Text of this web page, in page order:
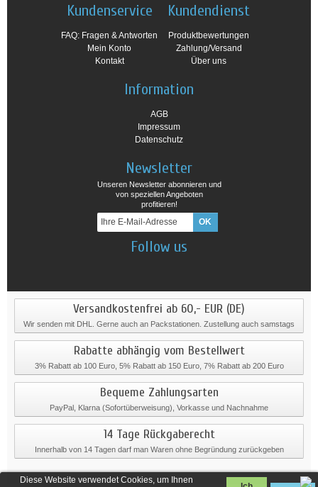
Diese Website verwendet Cookies, um Ihnen
Kundenservice
FAQ: Fragen & Antworten
Mein Konto
Kontakt
Kundendienst
Produktbewertungen
Zahlung/Versand
Über uns
Information
AGB
Impressum
Datenschutz
Newsletter
Unseren Newsletter abonnieren und
von speziellen Angeboten
profitieren!
Follow us
Versandkostenfrei ab 60,- EUR (DE)
Wir senden mit DHL. Gerne auch an Packstationen. Zustellung auch samstags
Rabatte abhängig vom Bestellwert
3% Rabatt ab 100 Euro, 5% Rabatt ab 150 Euro, 7% Rabatt ab 200 Euro
Bequeme Zahlungsarten
PayPal, Klarna (Sofortüberweisung), Vorkasse und Nachnahme
14 Tage Rückgaberecht
Innerhalb von 14 Tagen darf man Waren ohne Begründung zurückgeben